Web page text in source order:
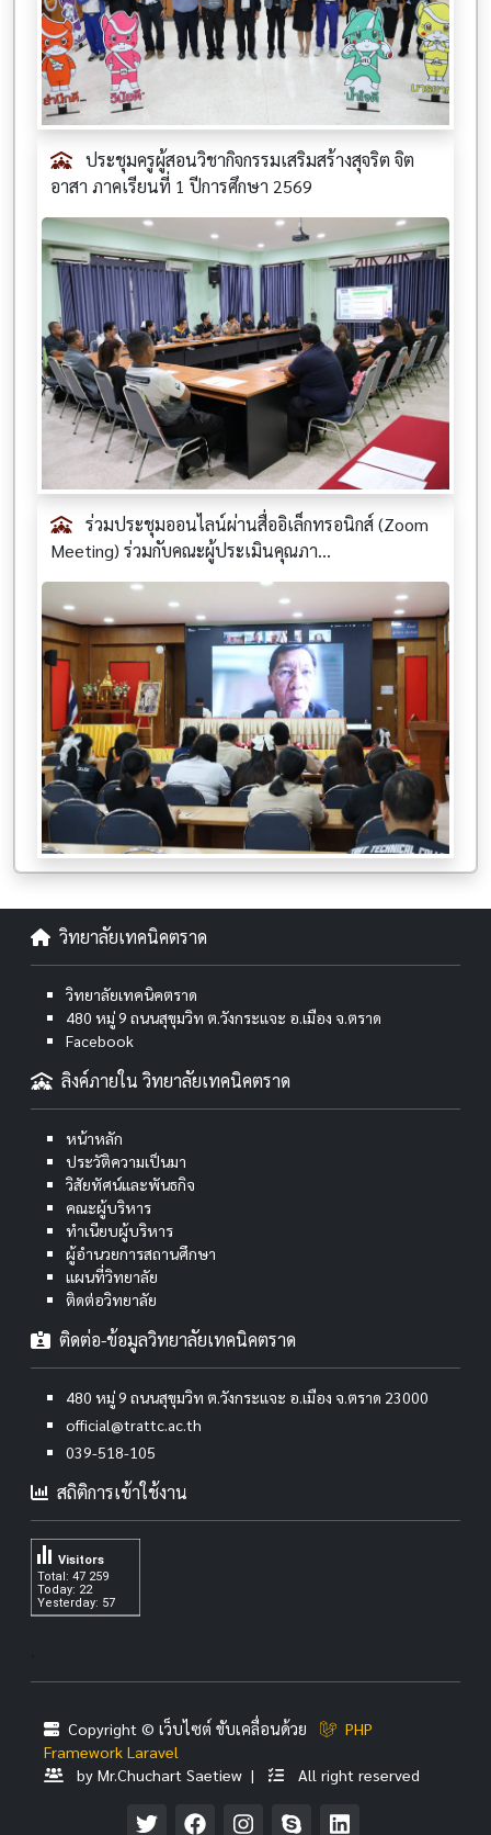
ประชุมครูผู้สอนวิชากิจกรรมเสริมสร้างสุจริต จิต
อาสา ภาคเรียนที่ 1 ปีการศึกษา 2569
ร่วมประชุมออนไลน์ผ่านสื่ออิเล็กทรอนิกส์ (Zoom
Meeting) ร่วมกับคณะผู้ประเมินคุณภา...
วิทยาลัยเทคนิคตราด
วิทยาลัยเทคนิคตราด
480 หมู่ 9 ถนนสุขุมวิท ต.วังกระแจะ อ.เมือง จ.ตราด
Facebook
ลิงค์ภายใน วิทยาลัยเทคนิคตราด
หน้าหลัก
ประวัติความเป็นมา
วิสัยทัศน์และพันธกิจ
คณะผู้บริหาร
ทำเนียบผู้บริหาร
ผู้อำนวยการสถานศึกษา
แผนที่วิทยาลัย
ติดต่อวิทยาลัย
ติดต่อ-ข้อมูลวิทยาลัยเทคนิคตราด
480 หมู่ 9 ถนนสุขุมวิท ต.วังกระแจะ อ.เมือง จ.ตราด 23000
official@trattc.ac.th
039-518-105
สถิติการเข้าใช้งาน
Total: 47 259
Today: 22
Yesterday: 57
Visitors
Copyright © เว็บไซต์ ขับเคลื่อนด้วย
PHP
Framework Laravel
by Mr.Chuchart Saetiew |
All right reserved